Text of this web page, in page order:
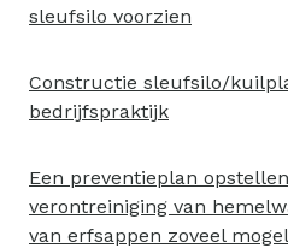
sleufsilo voorzien
Constructie sleufsilo/
bedrijfspraktijk
Een preventieplan
verontreiniging van
van erfsappen zoveel